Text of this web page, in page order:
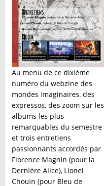
Au menu de ce dixième
numéro du webzine des
mondes imaginaires, des
expressos, des zoom sur les
albums les plus
remarquables du semestre
et trois entretiens
passionnants accordés par
Florence Magnin (pour la
Dernière Alice), Lionel
Chouin (pour Bleu de